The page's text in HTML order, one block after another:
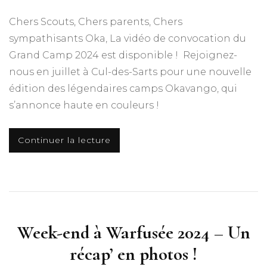
Chers Scouts, Chers parents, Chers
sympathisants Oka, La vidéo de convocation du
Grand Camp 2024 est disponible ! Rejoignez-
nous en juillet à Cul-des-Sarts pour une nouvelle
édition des légendaires camps Okavango, qui
s’annonce haute en couleurs !
Continuer la lecture
Week-end à Warfusée 2024 – Un
récap’ en photos !